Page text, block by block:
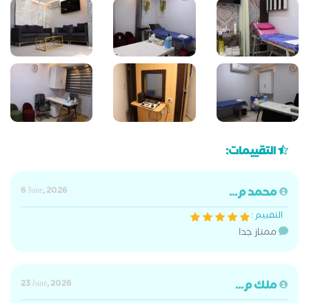
التقييمات:
محمد م...
6 June, 2026
التقييم :
ممتاز جدا
ملك م...
23 June, 2026